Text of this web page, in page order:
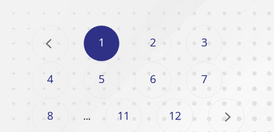
1 2 3
4 5 6 7
8 ... 11 12